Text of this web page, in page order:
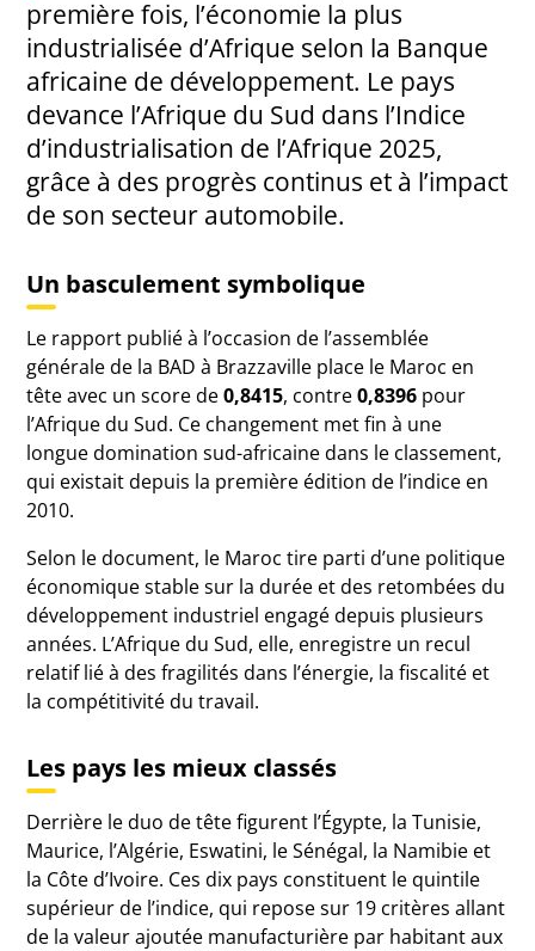
première fois, l’économie la plus
industrialisée d’Afrique selon la Banque
africaine de développement. Le pays
devance l’Afrique du Sud dans l’Indice
d’industrialisation de l’Afrique 2025,
grâce à des progrès continus et à l’impact
de son secteur automobile.
Un basculement symbolique
Le rapport publié à l’occasion de l’assemblée
générale de la BAD à Brazzaville place le Maroc en
tête avec un score de0,8415, contre0,8396 pour
l’Afrique du Sud. Ce changement met fin à une
longue domination sud-africaine dans le classement,
qui existait depuis la première édition de l’indice en
2010.
Selon le document, le Maroc tire parti d’une politique
économique stable sur la durée et des retombées du
développement industriel engagé depuis plusieurs
années. L’Afrique du Sud, elle, enregistre un recul
relatif lié à des fragilités dans l’énergie, la fiscalité et
la compétitivité du travail.
Les pays les mieux classés
Derrière le duo de tête figurent l’Égypte, la Tunisie,
Maurice, l’Algérie, Eswatini, le Sénégal, la Namibie et
la Côte d’Ivoire. Ces dix pays constituent le quintile
supérieur de l’indice, qui repose sur 19 critères allant
de la valeur ajoutée manufacturière par habitant aux